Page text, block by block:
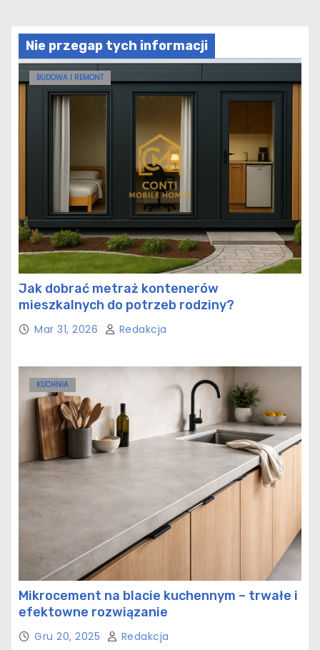
Nie przegap tych informacji
BUDOWA I REMONT
Jak dobrać metraż kontenerów
mieszkalnych do potrzeb rodziny?
Mar 31, 2026 Redakcja
KUCHNIA
Mikrocement na blacie kuchennym – trwałe i
efektowne rozwiązanie
Gru 20, 2025 Redakcja